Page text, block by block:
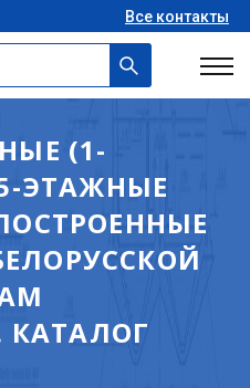
Все контакты
(1-
ЭТАЖНЫЕ
КАТАЛОГ